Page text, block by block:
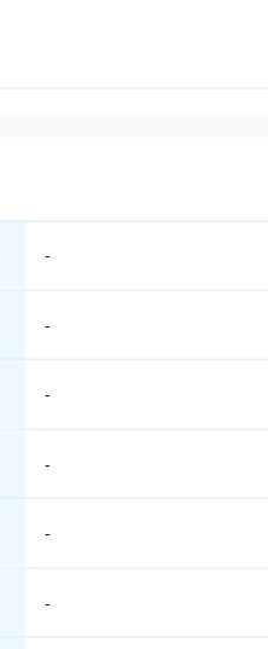
-
-
-
-
-
-